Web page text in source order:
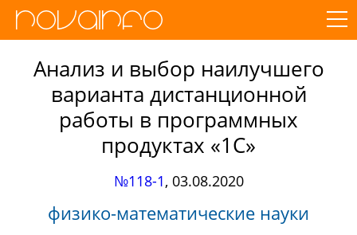
Анализ и выбор наилучшего
варианта дистанционной
работы в программных
продуктах «1С»
№118-1, 03.08.2020
физико-математические науки